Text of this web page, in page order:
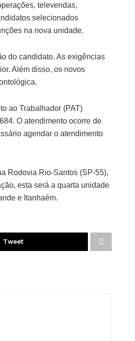
televendas,
selecionados
na nova unidade.
do candidato. As exigências
Além disso, os novos
ao Trabalhador (PAT)
O atendimento ocorre de
agendar o atendimento
Rodovia Rio-Santos (SP-55),
esta será a quarta unidade
e Itanhaém.
Tweet